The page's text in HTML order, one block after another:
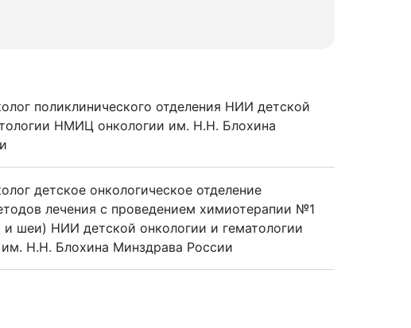
поликлинического отделения НИИ детской
НМИЦ онкологии им. Н.Н. Блохина
детское онкологическое отделение
лечения с проведением химиотерапии №1
и шеи) НИИ детской онкологии и гематологии
Н.Н. Блохина Минздрава России